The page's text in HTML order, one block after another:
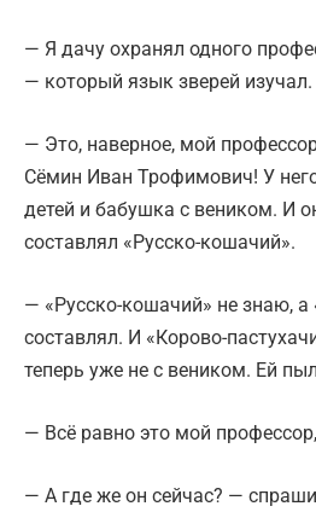
— Я дачу охранял одного
— который язык зверей
— Это, наверное, мой
Сёмин Иван Трофимович! У
детей и бабушка с веником. И
составлял «Русско-кошачий».
— «Русско-кошачий» не знаю, а
составлял. И «Корово-
теперь уже не с веником. Ей
— Всё равно это мой
— А где же он сейчас? —